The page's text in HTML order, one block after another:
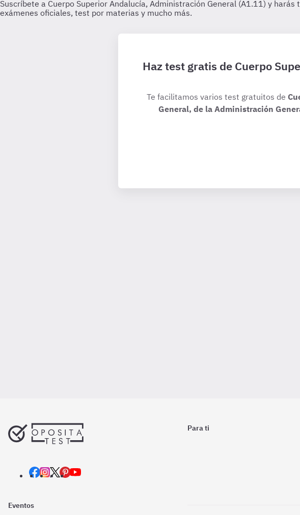
Haz test gratis de Cuerpo
Te facilitamos varios test gratuitos de
General, de la Administración
Para ti
Eventos